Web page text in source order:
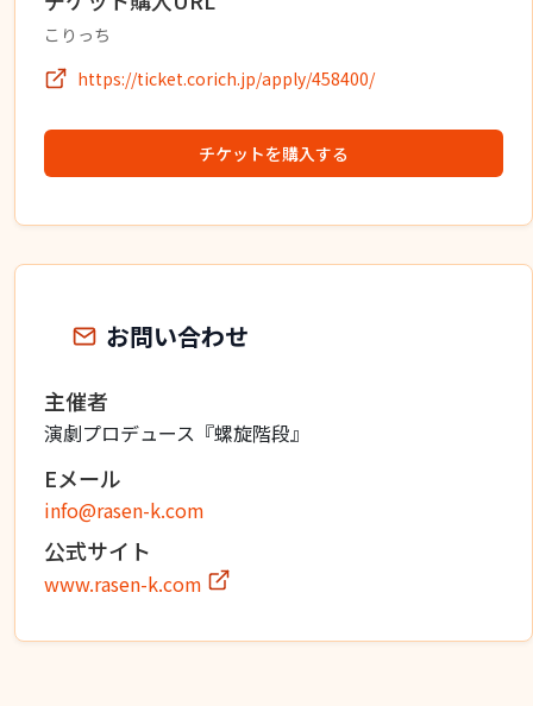
こりっち
https://ticket.corich.jp/apply/458400/
チケットを購入する
お問い合わせ
主催者
演劇プロデュース『螺旋階段』
Eメール
info@rasen-k.com
公式サイト
www.rasen-k.com